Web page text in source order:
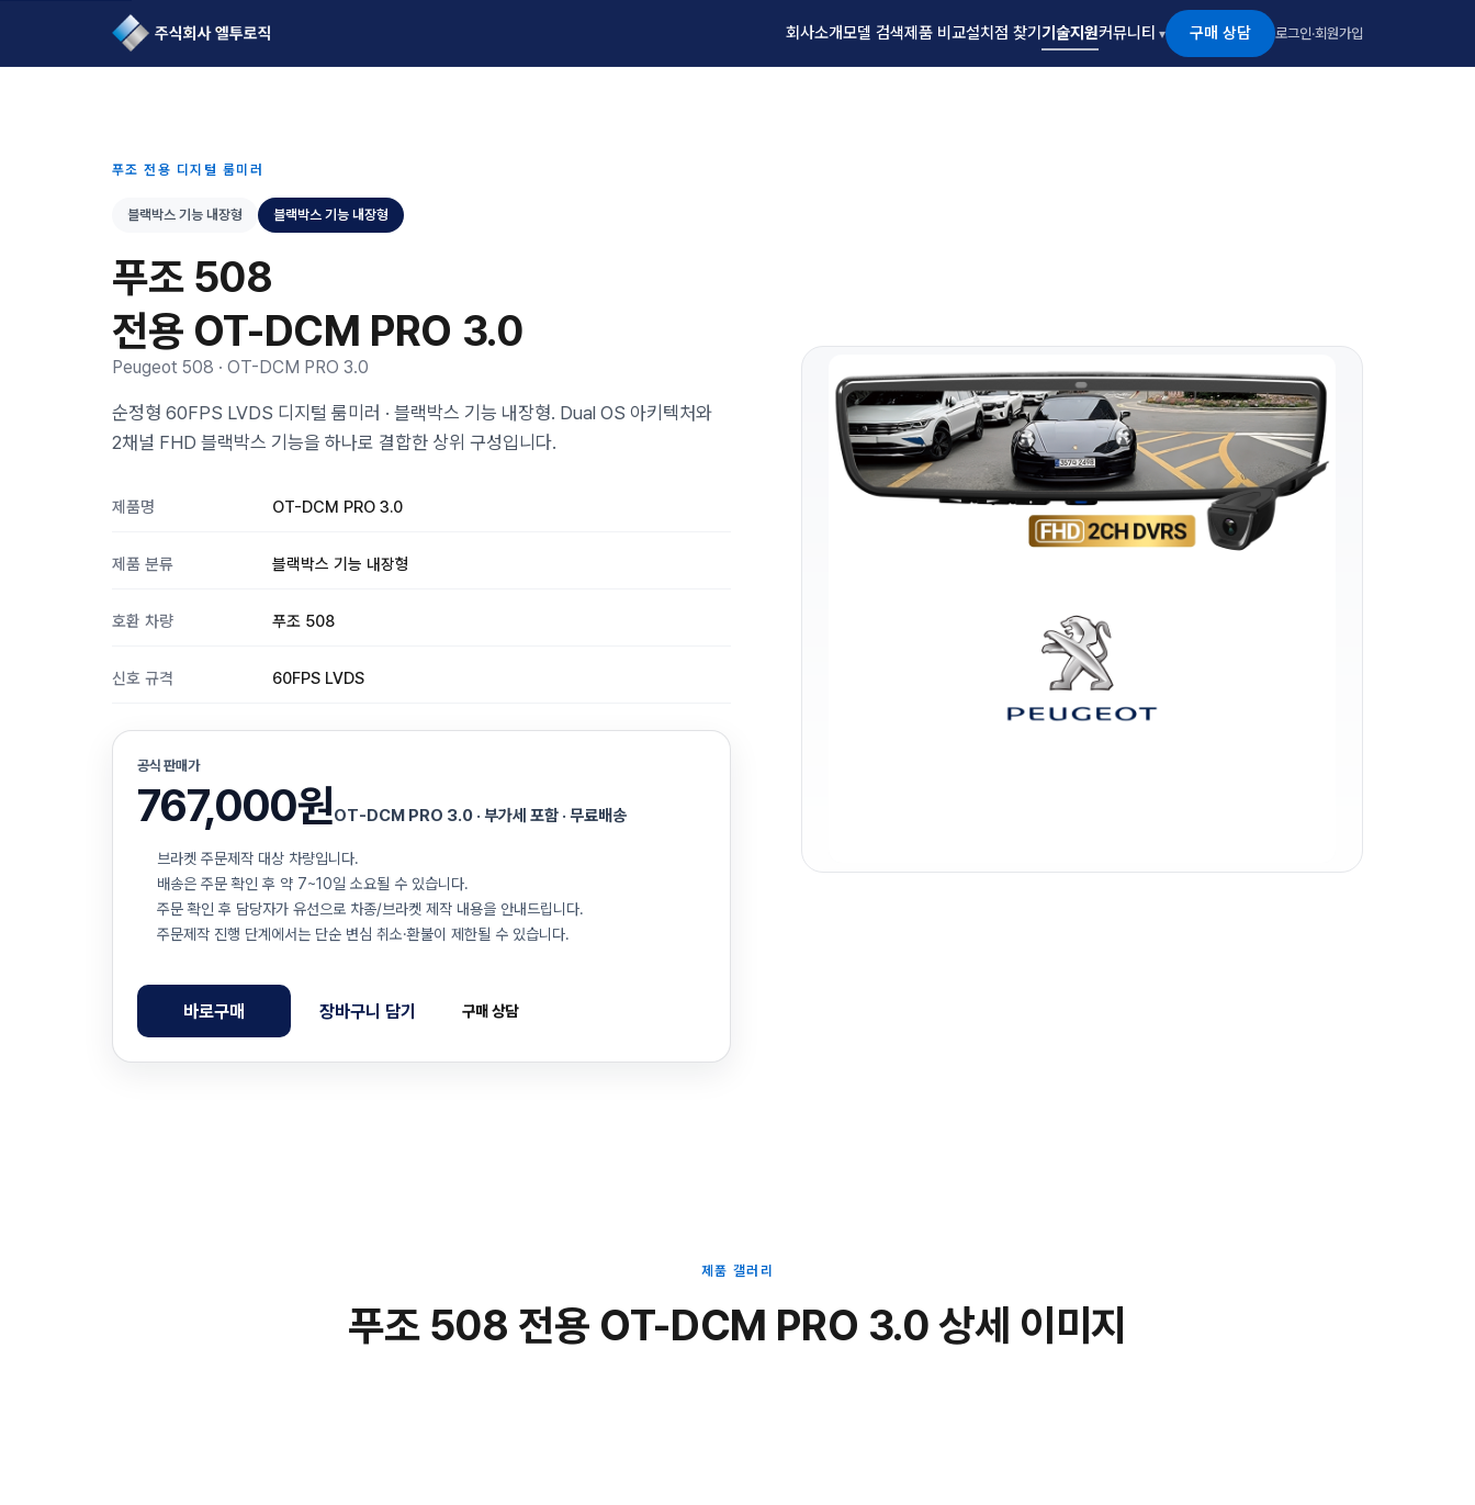
L2Logic 1onetake
회사소개모델 검색제품 비교설치점 찾기 기술지원커뮤니티 구매 상담 로그인·회원가입
푸조 전용 디지털 룸미러
블랙박스 기능 내장형 블랙박스 기능 내장형
푸조 508
전용 OT-DCM PRO 3.0
Peugeot 508 · OT-DCM PRO 3.0
순정형 60FPS LVDS 디지털 룸미러 · 블랙박스 기능 내장형. Dual OS 아키텍처와
2채널 FHD 블랙박스 기능을 하나로 결합한 상위 구성입니다.
제품명 OT-DCM PRO 3.0
제품 분류 블랙박스 기능 내장형
호환 차량 푸조 508
신호 규격 60FPS LVDS
공식 판매가
767,000원OT-DCM PRO 3.0 · 부가세 포함 · 무료배송
브라켓 주문제작 대상 차량입니다.
배송은 주문 확인 후 약 7~10일 소요될 수 있습니다.
주문 확인 후 담당자가 유선으로 차종/브라켓 제작 내용을 안내드립니다.
주문제작 진행 단계에서는 단순 변심 취소·환불이 제한될 수 있습니다.
바로구매 장바구니 담기 구매 상담
제품 갤러리
푸조 508 전용 OT-DCM PRO 3.0 상세 이미지